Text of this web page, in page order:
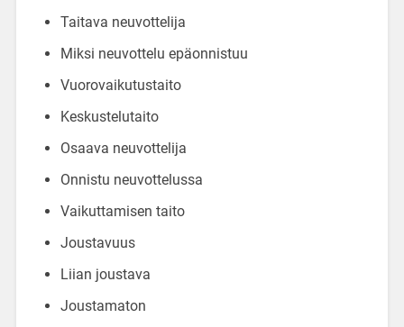
Taitava neuvottelija
Miksi neuvottelu epäonnistuu
Vuorovaikutustaito
Keskustelutaito
Osaava neuvottelija
Onnistu neuvottelussa
Vaikuttamisen taito
Joustavuus
Liian joustava
Joustamaton